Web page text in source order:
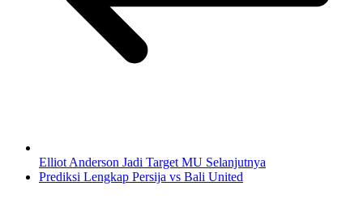
Elliot Anderson Jadi Target MU Selanjutnya
Prediksi Lengkap Persija vs Bali United